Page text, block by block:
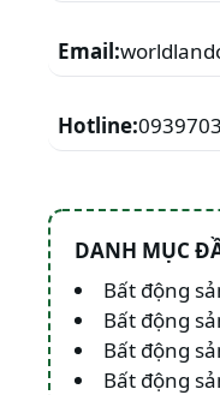
Email:
Hotline:
DANH MỤC
Bất động
Bất động
Bất động
Bất động